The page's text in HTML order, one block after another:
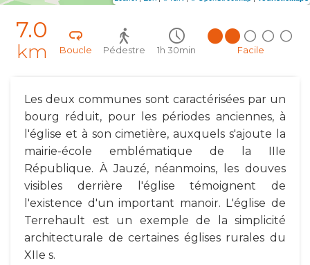
7.0
km Boucle Pédestre 1h 30min Facile
Les deux communes sont caractérisées par un
bourg réduit, pour les périodes anciennes, à
l'église et à son cimetière, auxquels s'ajoute la
mairie-école emblématique de la IIIe
République. À Jauzé, néanmoins, les douves
visibles derrière l'église témoignent de
l'existence d'un important manoir. L'église de
Terrehault est un exemple de la simplicité
architecturale de certaines églises rurales du
XIIe s.